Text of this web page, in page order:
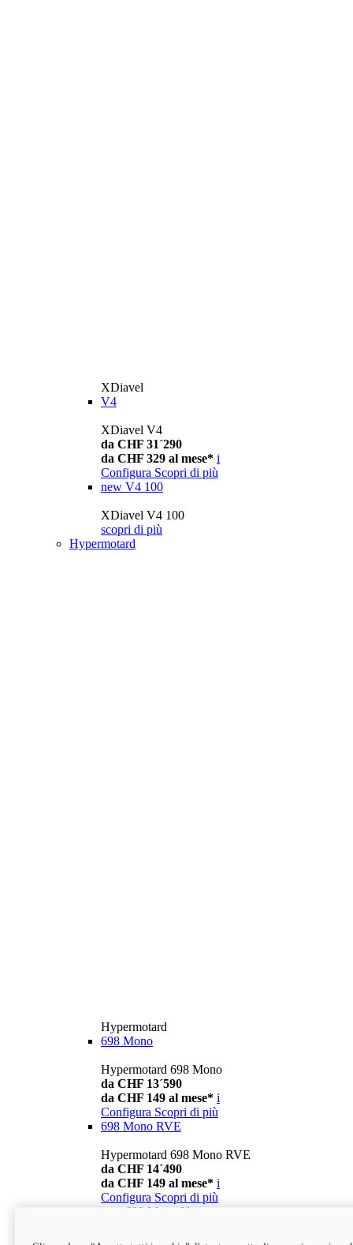
XDiavel
V4
XDiavel V4
da CHF 31´290
da CHF 329 al mese* i
Configura Scopri di più
new V4 100
XDiavel V4 100
scopri di più
Hypermotard
Hypermotard
698 Mono
Hypermotard 698 Mono
da CHF 13´590
da CHF 149 al mese* i
Configura Scopri di più
698 Mono RVE
Hypermotard 698 Mono RVE
da CHF 14´490
da CHF 149 al mese* i
Configura Scopri di più
698 Mono Nera
Hypermotard 698 Mono Nera